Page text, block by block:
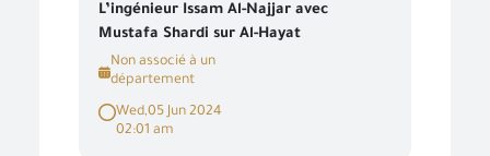
L’ingénieur Issam Al-Najjar avec
Mustafa Shardi sur Al-Hayat
Non associé à un
département
Wed,05 Jun 2024
02:01 am